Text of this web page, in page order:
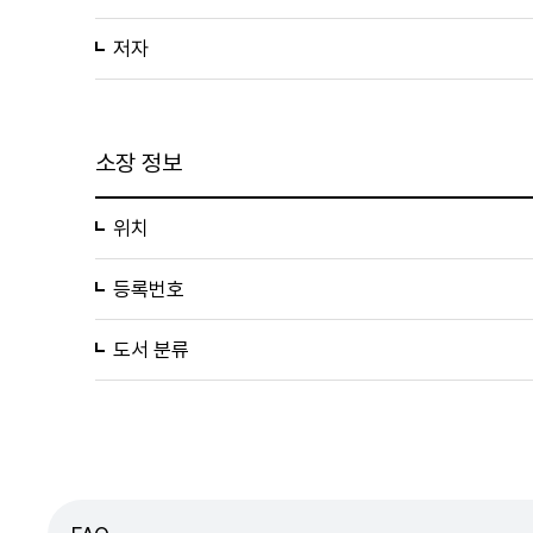
저자
소장 정보
위치
등록번호
도서 분류